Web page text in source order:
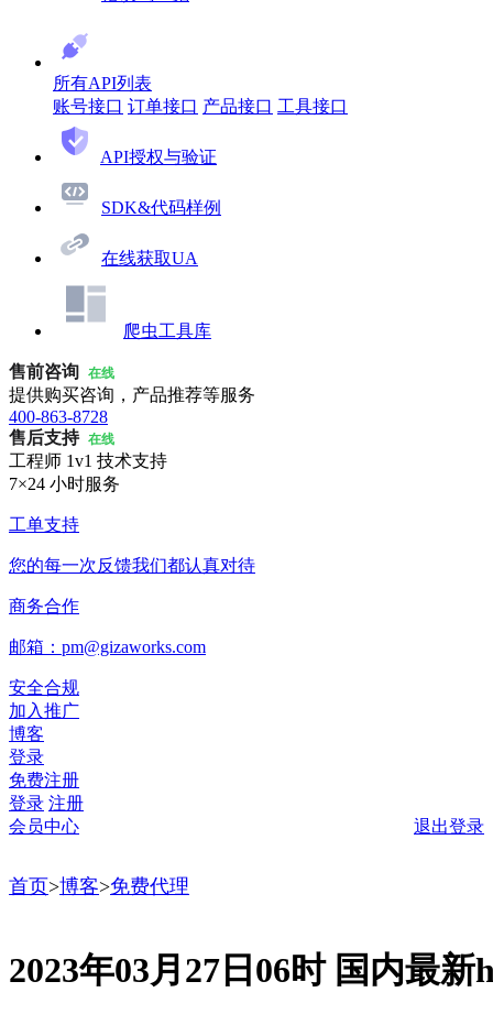
所有API列表
账号接口 订单接口 产品接口 工具接口
API授权与验证
SDK&代码样例
在线获取UA
爬虫工具库
售前咨询 在线
提供购买咨询，产品推荐等服务
400-863-8728
售后支持 在线
工程师 1v1 技术支持
7×24 小时服务
工单支持
您的每一次反馈我们都认真对待
商务合作
邮箱：pm@gizaworks.com
安全合规
加入推广
博客
登录
免费注册
登录 注册
会员中心
退出登录
首页>博客>免费代理
2023年03月27日06时 国内最